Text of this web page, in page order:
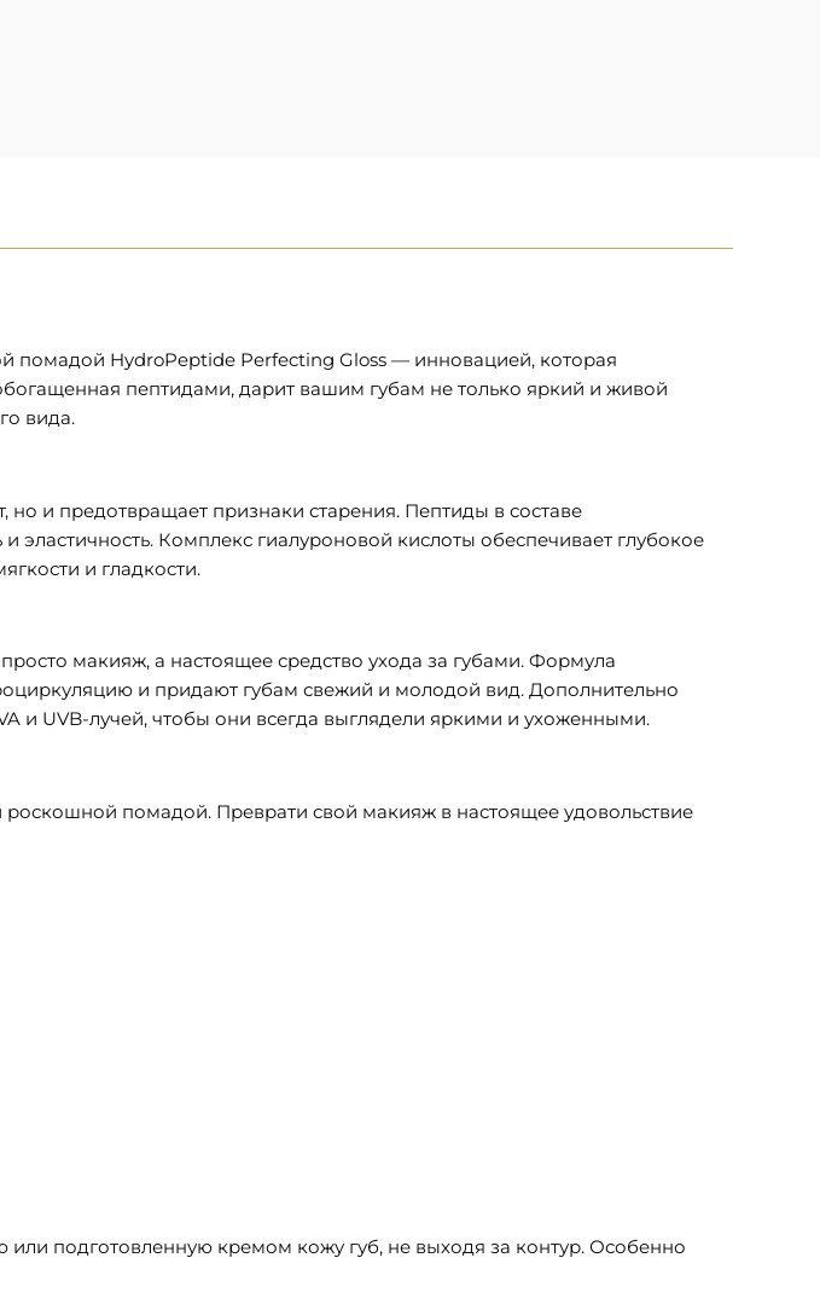
помадой HydroPeptide Perfecting Gloss — инновацией, которая
пептидами, дарит вашим губам не только яркий и живой
вида.
и предотвращает признаки старения. Пептиды в составе
Комплекс гиалуроновой кислоты обеспечивает глубокое
и гладкости.
макияж, а настоящее средство ухода за губами. Формула
и придают губам свежий и молодой вид. Дополнительно
и UVB-лучей, чтобы они всегда выглядели яркими и ухоженными.
помадой. Преврати свой макияж в настоящее удовольствие
подготовленную кремом кожу губ, не выходя за контур. Особенно